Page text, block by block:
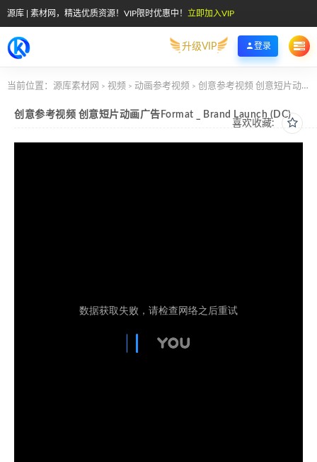
源库 | 素材网，精选优质资源！VIP限时优惠中！ 立即加入VIP
升级VIP 登录
当前位置： 源库素材网 > 视频 > 动画参考视频 > 创意参考视频 创意短片动画广告Format _ Brand Launch (DC)
喜欢收藏:
创意参考视频 创意短片动画广告Format _ Brand Launch (DC)